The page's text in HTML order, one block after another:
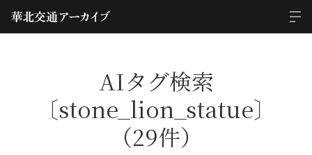
AIタグ検索
〔stone_lion_statue〕
（29件）